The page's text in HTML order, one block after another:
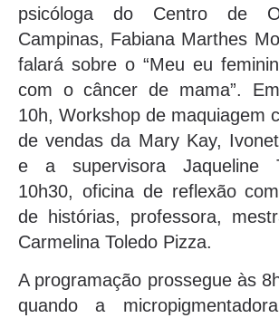
psicóloga do Centro de
Campinas, Fabiana Marthes
falará sobre o “Meu eu
com o câncer de mama”.
10h, Workshop de maquiagem
de vendas da Mary Kay,
e a supervisora Jaqueline
10h30, oficina de reflexão
de histórias, professora,
Carmelina Toledo Pizza.
A programação prossegue às
quando a